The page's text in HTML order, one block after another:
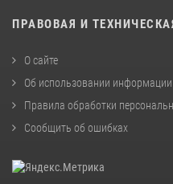
ПРАВОВАЯ И
О сайте
Об использовании информации
Правила обработки
Сообщить об ошибках